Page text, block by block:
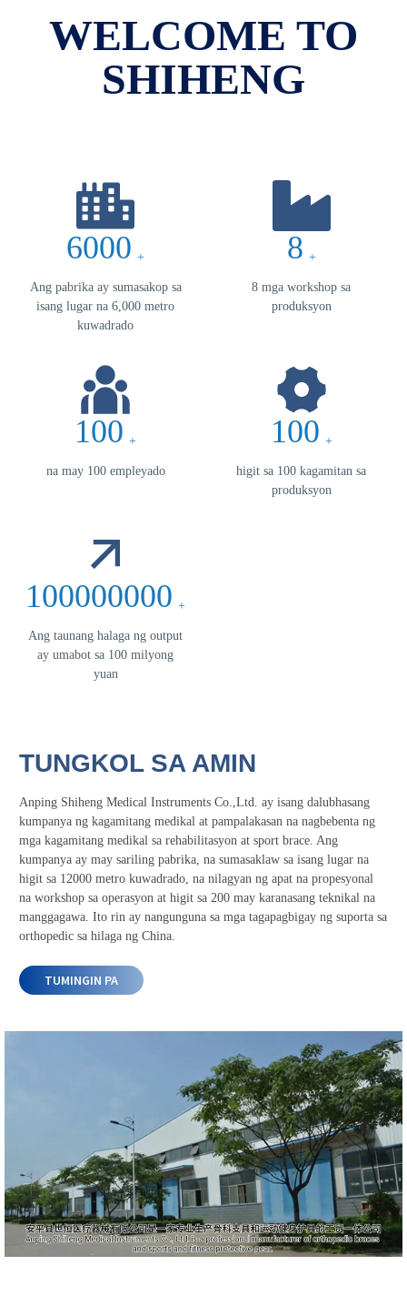
WELCOME TO
SHIHENG
6000 +
Ang pabrika ay sumasakop sa
isang lugar na 6,000 metro
kuwadrado
8 +
8 mga workshop sa
produksyon
100 +
na may 100 empleyado
100 +
higit sa 100 kagamitan sa
produksyon
100000000 +
Ang taunang halaga ng output
ay umabot sa 100 milyong
yuan
TUNGKOL SA AMIN
Anping Shiheng Medical Instruments Co.,Ltd. ay isang dalubhasang
kumpanya ng kagamitang medikal at pampalakasan na nagbebenta ng
mga kagamitang medikal sa rehabilitasyon at sport brace. Ang
kumpanya ay may sariling pabrika, na sumasaklaw sa isang lugar na
higit sa 12000 metro kuwadrado, na nilagyan ng apat na propesyonal
na workshop sa operasyon at higit sa 200 may karanasang teknikal na
manggagawa. Ito rin ay nangunguna sa mga tagapagbigay ng suporta sa
orthopedic sa hilaga ng China.
TUMINGIN PA